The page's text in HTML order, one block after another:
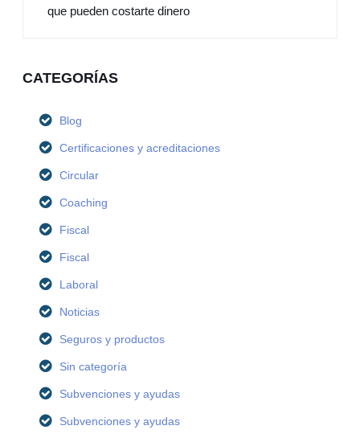
que pueden costarte dinero
CATEGORÍAS
Blog
Certificaciones y acreditaciones
Circular
Coaching
Fiscal
Fiscal
Laboral
Noticias
Seguros y productos
Sin categoría
Subvenciones y ayudas
Subvenciones y ayudas